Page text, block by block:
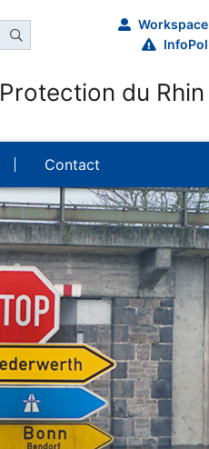
Workspace
InfoPol
du Rhin
Contact